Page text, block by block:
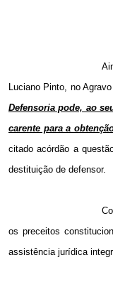
Luciano Pinto, no
Defensoria pode, ao
carente para a
citado acórdão a
destituição de defensor.
os preceitos
assistência jurídica